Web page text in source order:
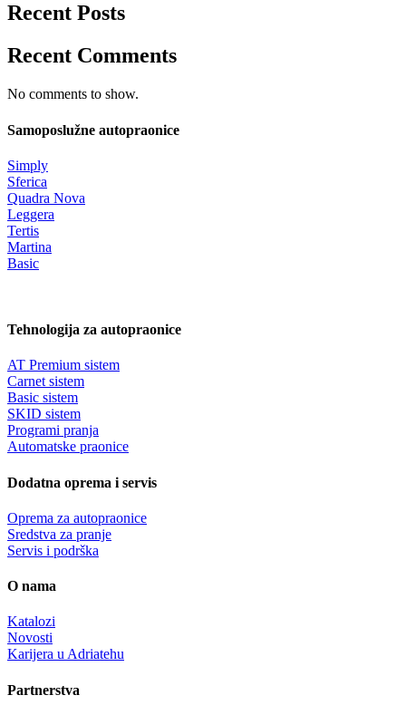
Recent Posts
Recent Comments
No comments to show.
Samoposlužne autopraonice
Simply
Sferica
Quadra Nova
Leggera
Tertis
Martina
Basic
Tehnologija za autopraonice
AT Premium sistem
Carnet sistem
Basic sistem
SKID sistem
Programi pranja
Automatske praonice
Dodatna oprema i servis
Oprema za autopraonice
Sredstva za pranje
Servis i podrška
O nama
Katalozi
Novosti
Karijera u Adriatehu
Partnerstva